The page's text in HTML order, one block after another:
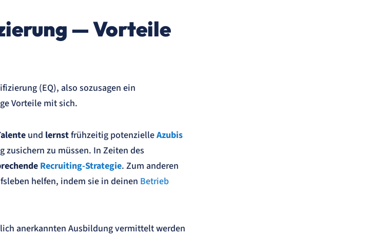
— Vorteile
(EQ), also sozusagen ein
Vorteile mit sich.
und lernstfrühzeitig potenzielleAzubis
zu müssen. In Zeiten des
Recruiting-Strategie. Zum anderen
helfen, indem sie in deinen Betrieb
anerkannten Ausbildung vermittelt werden